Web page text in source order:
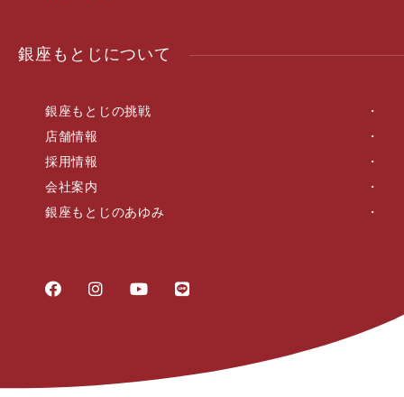
銀座もとじについて
銀座もとじの挑戦
店舗情報
採用情報
会社案内
銀座もとじのあゆみ